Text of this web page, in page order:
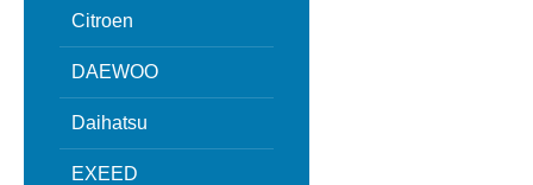
Citroen
DAEWOO
Daihatsu
EXEED